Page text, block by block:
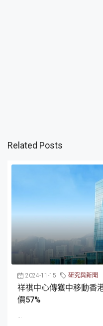
Related Posts
2024-11-15 研究與新聞
祥祺中心傳獲中移動香
價57%